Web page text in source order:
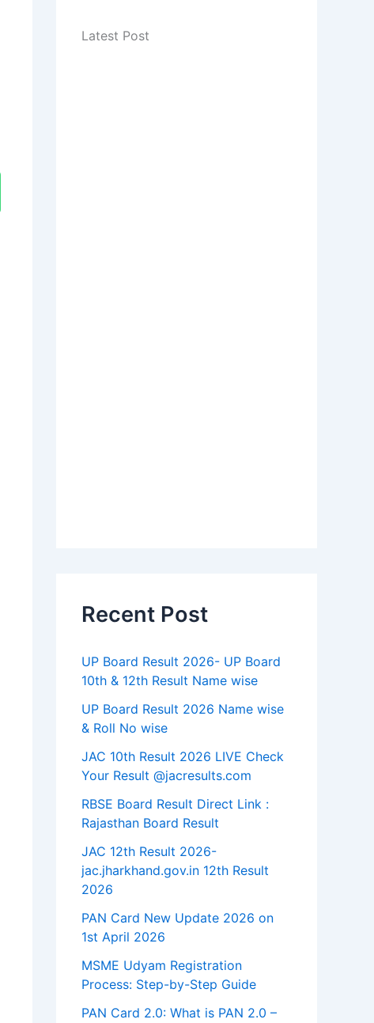
Latest Post
Recent Post
UP Board Result 2026- UP Board
10th & 12th Result Name wise
UP Board Result 2026 Name wise
& Roll No wise
JAC 10th Result 2026 LIVE Check
Your Result @jacresults.com
RBSE Board Result Direct Link : ​
Rajasthan Board Result
JAC 12th Result 2026-
jac.jharkhand.gov.in 12th Result
2026
PAN Card New Update 2026 on
1st April 2026
MSME Udyam Registration
Process: Step-by-Step Guide
PAN Card 2.0: What is PAN 2.0 –